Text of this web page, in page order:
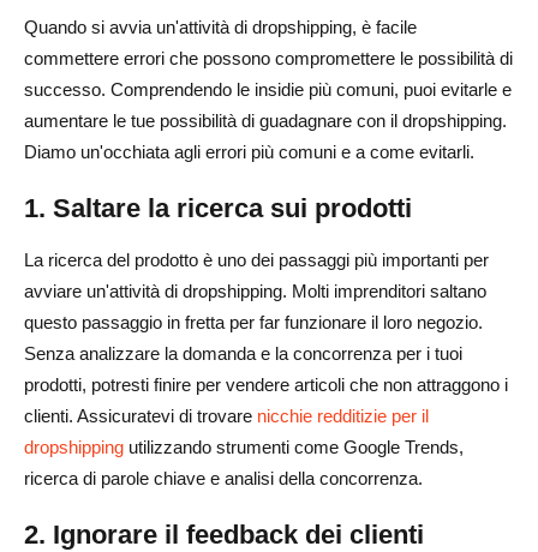
Quando si avvia un'attività di dropshipping, è facile
commettere errori che possono compromettere le possibilità di
successo. Comprendendo le insidie più comuni, puoi evitarle e
aumentare le tue possibilità di guadagnare con il dropshipping.
Diamo un'occhiata agli errori più comuni e a come evitarli.
1. Saltare la ricerca sui prodotti
La ricerca del prodotto è uno dei passaggi più importanti per
avviare un'attività di dropshipping. Molti imprenditori saltano
questo passaggio in fretta per far funzionare il loro negozio.
Senza analizzare la domanda e la concorrenza per i tuoi
prodotti, potresti finire per vendere articoli che non attraggono i
clienti. Assicuratevi di trovare nicchie redditizie per il
dropshipping utilizzando strumenti come Google Trends,
ricerca di parole chiave e analisi della concorrenza.
2. Ignorare il feedback dei clienti